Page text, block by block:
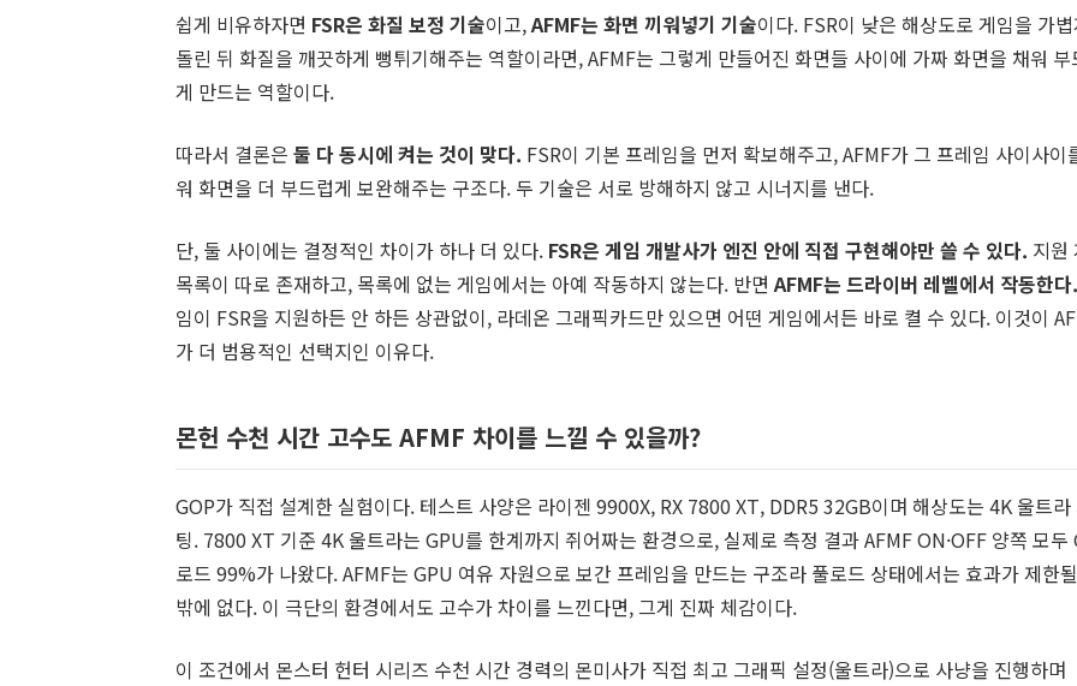
쉽게 비유하자면 FSR은 화질 보정 기술이고,AFMF는 화면 끼워넣기 기술이다. FSR이 낮은 해상도로 게임을 가볍
돌린 뒤 화질을 깨끗하게 뻥튀기해주는 역할이라면, AFMF는 그렇게 만들어진 화면들 사이에 가짜 화면을 채워 부
게 만드는 역할이다.
따라서 결론은 둘 다 동시에 켜는 것이 맞다. FSR이 기본 프레임을 먼저 확보해주고, AFMF가 그 프레임 사이사이
워 화면을 더 부드럽게 보완해주는 구조다. 두 기술은 서로 방해하지 않고 시너지를 낸다.
단, 둘 사이에는 결정적인 차이가 하나 더 있다. FSR은 게임 개발사가 엔진 안에 직접 구현해야만 쓸 수 있다. 지원
목록이 따로 존재하고, 목록에 없는 게임에서는 아예 작동하지 않는다. 반면AFMF는 드라이버 레벨에서 작동한다.
임이 FSR을 지원하든 안 하든 상관없이, 라데온 그래픽카드만 있으면 어떤 게임에서든 바로 켤 수 있다. 이것이
가 더 범용적인 선택지인 이유다.
몬헌 수천 시간 고수도 AFMF 차이를 느낄 수 있을까?
GOP가 직접 설계한 실험이다. 테스트 사양은 라이젠 9900X, RX 7800 XT, DDR5 32GB이며 해상도는 4K 울트라
팅. 7800 XT 기준 4K 울트라는 GPU를 한계까지 쥐어짜는 환경으로, 실제로 측정 결과 AFMF ON·OFF 양쪽 모두
로드 99%가 나왔다. AFMF는 GPU 여유 자원으로 보간 프레임을 만드는 구조라 풀로드 상태에서는 효과가 제한
밖에 없다. 이 극단의 환경에서도 고수가 차이를 느낀다면, 그게 진짜 체감이다.
이 조건에서 몬스터 헌터 시리즈 수천 시간 경력의 몬미사가 직접 최고 그래픽 설정(울트라)으로 사냥을 진행하며